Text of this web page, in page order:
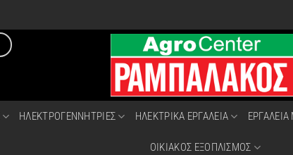
ΗΛΕΚΤΡΟΓΕΝΝΗΤΡΙΕΣ ΗΛΕΚΤΡΙΚΑ ΕΡΓΑΛΕΙΑ
ΟΙΚΙΑΚΟΣ ΕΞΟΠΛΙΣΜΟΣ